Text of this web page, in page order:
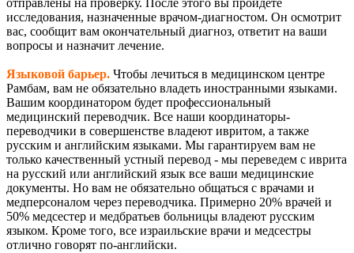
отправлены на проверку. После этого вы пройдете
исследования, назначенные врачом-диагностом. Он осмотрит
вас, сообщит вам окончательный диагноз, ответит на ваши
вопросы и назначит лечение.
Языковой барьер. Чтобы лечиться в медицинском центре
Рамбам, вам не обязательно владеть иностранными языками.
Вашим координатором будет профессиональный
медицинский переводчик. Все наши координаторы-
переводчики в совершенстве владеют ивритом, а также
русским и английским языками. Мы гарантируем вам не
только качественный устный перевод - мы переведем с иврита
на русский или английский язык все ваши медицинские
документы. Но вам не обязательно общаться с врачами и
медперсоналом через переводчика. Примерно 20% врачей и
50% медсестер и медбратьев больницы владеют русским
языком. Кроме того, все израильские врачи и медсестры
отлично говорят по-английски.